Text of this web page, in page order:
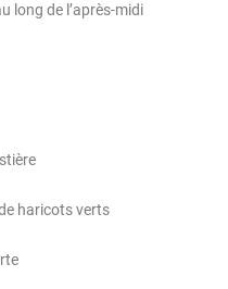
long de l’après-midi
haricots verts